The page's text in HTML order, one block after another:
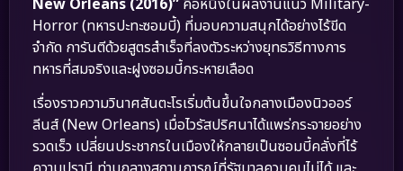
New Orleans (2016)” คือหนึ่งในผลงานแนว Military-
Horror (ทหารปะทะซอมบี้) ที่มอบความสนุกได้อย่างไร้ขีด
จำกัด การันตีด้วยสูตรสำเร็จที่ลงตัวระหว่างยุทธวิธีทางการ
ทหารที่สมจริงและฝูงซอมบี้กระหายเลือด
เรื่องราวความวินาศสันตะโรเริ่มต้นขึ้นใจกลางเมืองนิวออร์
ลีนส์ (New Orleans) เมื่อไวรัสปริศนาได้แพร่กระจายอย่าง
รวดเร็ว เปลี่ยนประชากรในเมืองให้กลายเป็นซอมบี้คลั่งที่ไร้